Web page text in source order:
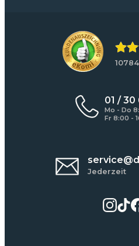
01 /
Mo - Do
Fr 8:00 -
Jederzeit